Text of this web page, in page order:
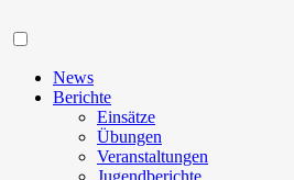
News
Berichte
Einsätze
Übungen
Veranstaltungen
Jugendberichte